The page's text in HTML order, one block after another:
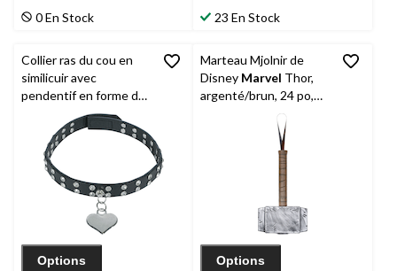
5.
évaluations
0 En Stock
5. 23 En Stock
Collier ras du cou en
similicuir avec
pendentif en forme de
coeur, noir, taille
unique, accessoire de
costume à porter pour
l'Halloween
Options
Marteau Mjolnir de
Disney Marvel Thor,
argenté/brun, 24 po,
accessoire de costume
Options